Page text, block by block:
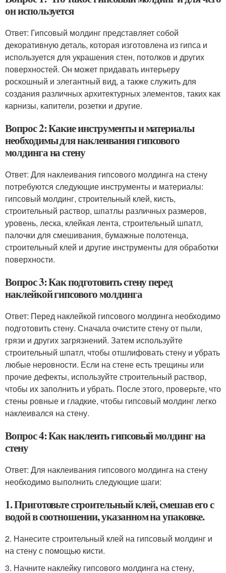
он используется
Ответ: Гипсовый молдинг представляет собой
декоративную деталь, которая изготовлена из гипса и
используется для украшения стен, потолков и других
поверхностей. Он может придавать интерьеру
роскошный и элегантный вид, а также служить для
создания различных архитектурных элементов, таких как
карнизы, капители, розетки и другие.
Вопрос 2: Какие инструменты и материалы
необходимы для наклеивания гипсового
молдинга на стену
Ответ: Для наклеивания гипсового молдинга на стену
потребуются следующие инструменты и материалы:
гипсовый молдинг, строительный клей, кисть,
строительный раствор, шпатлы различных размеров,
уровень, леска, клейкая лента, строительный шпатл,
палочки для смешивания, бумажные полотенца,
строительный клей и другие инструменты для обработки
поверхности.
Вопрос 3: Как подготовить стену перед
наклейкой гипсового молдинга
Ответ: Перед наклейкой гипсового молдинга необходимо
подготовить стену. Сначала очистите стену от пыли,
грязи и других загрязнений. Затем используйте
строительный шпатл, чтобы отшлифовать стену и убрать
любые неровности. Если на стене есть трещины или
прочие дефекты, используйте строительный раствор,
чтобы их заполнить и убрать. После этого, проверьте, что
стены ровные и гладкие, чтобы гипсовый молдинг легко
наклеивался на стену.
Вопрос 4: Как наклеить гипсовый молдинг на
стену
Ответ: Для наклеивания гипсового молдинга на стену
необходимо выполнить следующие шаги:
1. Приготовьте строительный клей, смешав его с
водой в соотношении, указанном на упаковке.
2. Нанесите строительный клей на гипсовый молдинг и
на стену с помощью кисти.
3. Начните наклейку гипсового молдинга на стену,